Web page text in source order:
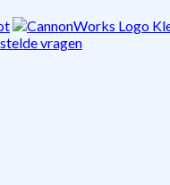
vragen